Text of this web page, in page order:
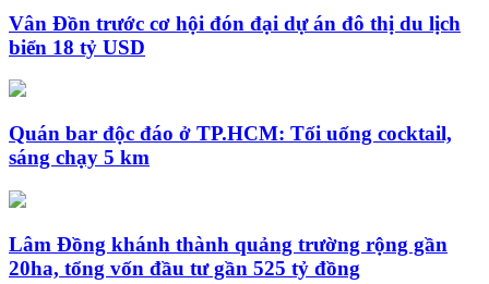
Vân Đồn trước cơ hội đón đại dự án đô thị du lịch
biển 18 tỷ USD
Quán bar độc đáo ở TP.HCM: Tối uống cocktail,
sáng chạy 5 km
Lâm Đồng khánh thành quảng trường rộng gần
20ha, tổng vốn đầu tư gần 525 tỷ đồng